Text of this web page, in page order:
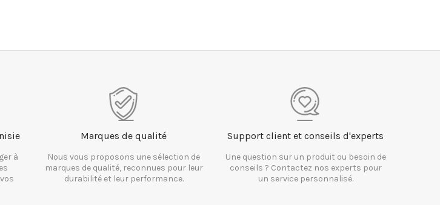
à
Marques de qualité
Nous vous proposons une sélection de
marques de qualité, reconnues pour leur
durabilité et leur performance.
Support client et conseils d'experts
Une question sur un produit ou besoin de
conseils ? Contactez nos experts pour
un service personnalisé.